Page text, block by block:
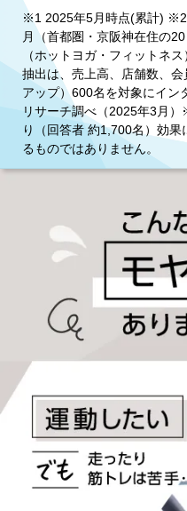
※1 2025年5月時点(累計)
月（首都圏・京阪神在住の
（ホットヨガ・フィットネ
抽出は、売上高、店舗数、
アップ）600名を対象にイ
リサーチ調べ（2025年3月
り（回答者 約1,700名）効
るものではありません。